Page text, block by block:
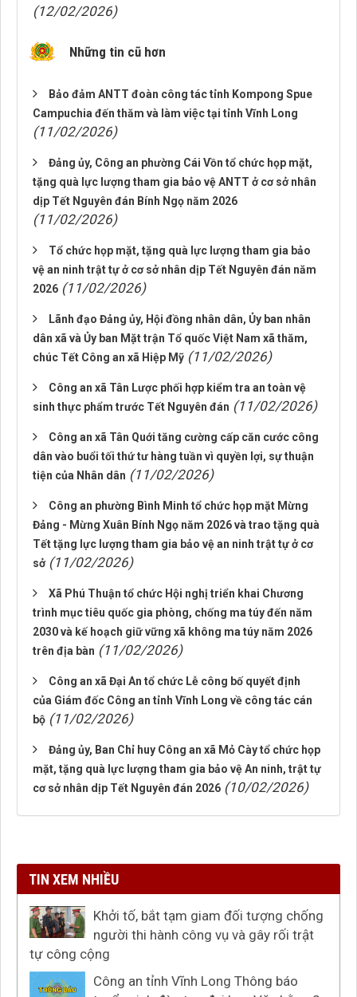
(12/02/2026)
Những tin cũ hơn
Bảo đảm ANTT đoàn công tác tỉnh Kompong Spue
Campuchia đến thăm và làm việc tại tỉnh Vĩnh Long
(11/02/2026)
Đảng ủy, Công an phường Cái Vồn tổ chức họp mặt,
tặng quà lực lượng tham gia bảo vệ ANTT ở cơ sở nhân
dịp Tết Nguyên đán Bính Ngọ năm 2026
(11/02/2026)
Tổ chức họp mặt, tặng quà lực lượng tham gia bảo
vệ an ninh trật tự ở cơ sở nhân dịp Tết Nguyên đán năm
2026 (11/02/2026)
Lãnh đạo Đảng ủy, Hội đồng nhân dân, Ủy ban nhân
dân xã và Ủy ban Mặt trận Tổ quốc Việt Nam xã thăm,
chúc Tết Công an xã Hiệp Mỹ (11/02/2026)
Công an xã Tân Lược phối hợp kiểm tra an toàn vệ
sinh thực phẩm trước Tết Nguyên đán (11/02/2026)
Công an xã Tân Quới tăng cường cấp căn cước công
dân vào buổi tối thứ tư hàng tuần vì quyền lợi, sự thuận
tiện của Nhân dân (11/02/2026)
Công an phường Bình Minh tổ chức họp mặt Mừng
Đảng - Mừng Xuân Bính Ngọ năm 2026 và trao tặng quà
Tết tặng lực lượng tham gia bảo vệ an ninh trật tự ở cơ
sở (11/02/2026)
Xã Phú Thuận tổ chức Hội nghị triển khai Chương
trình mục tiêu quốc gia phòng, chống ma túy đến năm
2030 và kế hoạch giữ vững xã không ma túy năm 2026
trên địa bàn (11/02/2026)
Công an xã Đại An tổ chức Lễ công bố quyết định
của Giám đốc Công an tỉnh Vĩnh Long về công tác cán
bộ (11/02/2026)
Đảng ủy, Ban Chỉ huy Công an xã Mỏ Cày tổ chức họp
mặt, tặng quà lực lượng tham gia bảo vệ An ninh, trật tự
cơ sở nhân dịp Tết Nguyên đán 2026 (10/02/2026)
TIN XEM NHIỀU
Khởi tố, bắt tạm giam đối tượng chống
người thi hành công vụ và gây rối trật
tự công cộng
Công an tỉnh Vĩnh Long Thông báo